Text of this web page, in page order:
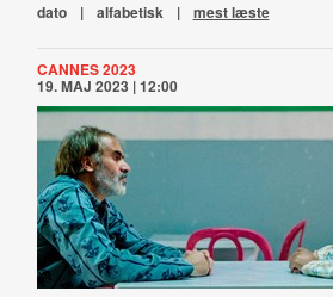
dato | alfabetisk | mest læste
CANNES 2023
19. MAJ 2023 | 12:00